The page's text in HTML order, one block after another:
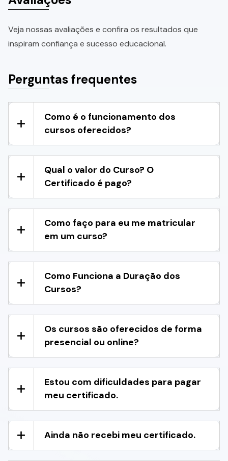
Veja nossas avaliações e confira os resultados que
inspiram confiança e sucesso educacional.
Perguntas frequentes
Como é o funcionamento dos
cursos oferecidos?
Qual o valor do Curso? O
Certificado é pago?
Como faço para eu me matricular
em um curso?
Como Funciona a Duração dos
Cursos?
Os cursos são oferecidos de forma
presencial ou online?
Estou com dificuldades para pagar
meu certificado.
Ainda não recebi meu certificado.